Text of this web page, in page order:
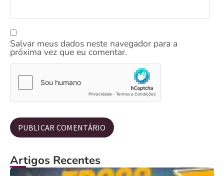
Salvar meus dados neste navegador para a
próxima vez que eu comentar.
Artigos Recentes